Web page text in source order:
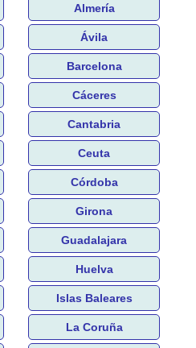
Almería
Ávila
Barcelona
Cáceres
Cantabria
Ceuta
Córdoba
Girona
Guadalajara
Huelva
Islas Baleares
La Coruña